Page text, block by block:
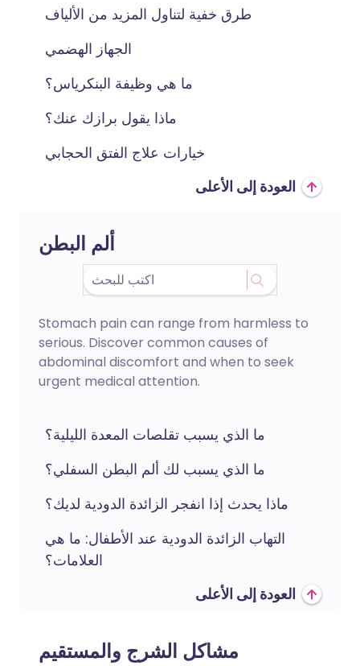
طرق خفية لتناول المزيد من الألياف
الجهاز الهضمي
ما هي وظيفة البنكرياس؟
ماذا يقول برازك عنك؟
خيارات علاج الفتق الحجابي
العودة إلى الأعلى
ألم البطن
Stomach pain can range from harmless to
serious. Discover common causes of
abdominal discomfort and when to seek
urgent medical attention.
ما الذي يسبب تقلصات المعدة الليلية؟
ما الذي يسبب لك ألم البطن السفلي؟
ماذا يحدث إذا انفجر الزائدة الدودية لديك؟
التهاب الزائدة الدودية عند الأطفال: ما هي
العلامات؟
العودة إلى الأعلى
مشاكل الشرج والمستقيم